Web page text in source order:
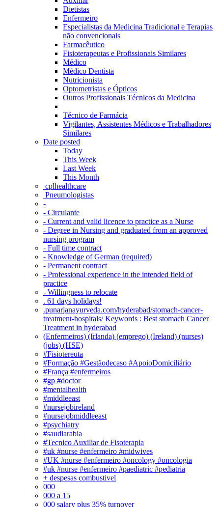
Dietistas
Enfermeiro
Especialistas da Medicina Tradicional e Terapias
não convencionais
Farmacêutico
Fisioterapeutas e Profissionais Similares
Médico
Médico Dentista
Nutricionista
Optometristas e Ópticos
Outros Profissionais Técnicos da Medicina
Técnico de Farmácia
Vigilantes, Assistentes Médicos e Trabalhadores
Similares
Date posted
Today
This Week
Last Week
This Month
‎ cplhealthcare‬
Pneumologistas
-
- Circulante
- Current and valid licence to practice as a Nurse
- Degree in Nursing and graduated from an approved
nursing program
- Full time contract
- Knowledge of German (required)
- Permanent contract
- Professional experience in the intended field of
practice
- Willingness to relocate
. 61 days holidays!
.punarjanayurveda.com/hyderabad/stomach-cancer-
treatment-hospitals/ Keywords : Best stomach Cancer
Treatment in hyderabad
(Enfermeiros) (Irlanda) (emprego) (Ireland) (nurses)
(jobs) (HSE)
#Fisiotereuta
#Formação #Gestãodecaso #ApoioDomiciliário
#França #enfermeiros
#gp #doctor
#mentalhealth
#middleeast
#nursejobireland
#nursejobmiddleeast
#psychiatry
#saudiarabia
#Tecnico Auxiliar de Fisoterapia
#uk #nurse #enfermeiro #midwives
#UK #nurse #enfermeiro #oncology #oncologia
#uk #nurse #enfermeiro #paediatric #pediatria
+ despesas combustivel
000
000 a 15
000 salary plus 35% turnover